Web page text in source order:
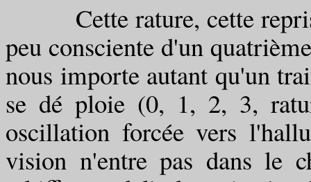
Cette rature, cette
peu consciente d'un
nous importe autant qu'un
se dé ploie (0, 1, 2, 3,
oscillation forcée vers
vision n'entre pas dans le